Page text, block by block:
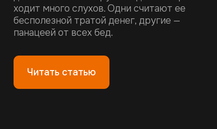
Читать статью